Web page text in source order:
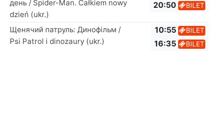
день / Spider-Man. Całkiem nowy
dzień (ukr.)
20:50 BILET
Щенячий патруль: Динофільм /
Psi Patrol i dinozaury (ukr.)
10:55 BILET
16:35 BILET